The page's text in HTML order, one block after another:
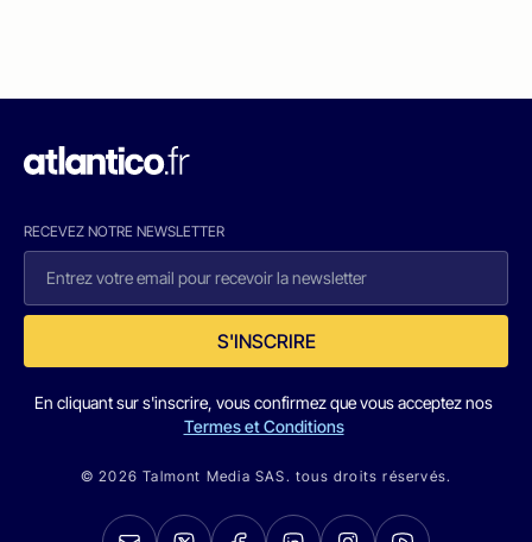
RECEVEZ NOTRE NEWSLETTER
S'INSCRIRE
En cliquant sur s'inscrire, vous confirmez que vous acceptez nos
Termes et Conditions
© 2026 Talmont Media SAS. tous droits réservés.